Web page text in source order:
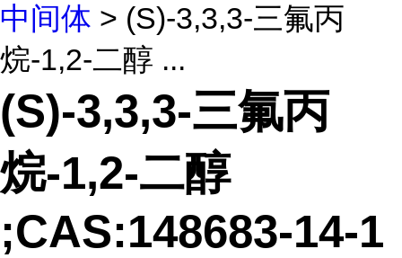
中间体 > (S)-3,3,3-三氟丙
烷-1,2-二醇 ...
(S)-3,3,3-三氟丙
烷-1,2-二醇
;CAS:148683-14-1